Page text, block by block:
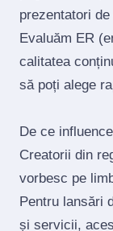
prezentatori
Evaluăm ER
calitatea
să poți alege
De ce
Creatorii din
vorbesc pe
Pentru lansări
și servicii,